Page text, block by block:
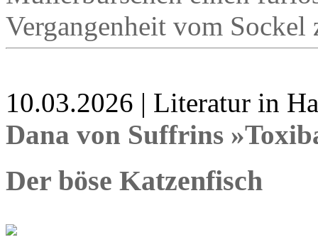
Vergangenheit vom Sockel
10.03.2026 | Literatur in
Dana von Suffrins
Der böse Katzenfisch